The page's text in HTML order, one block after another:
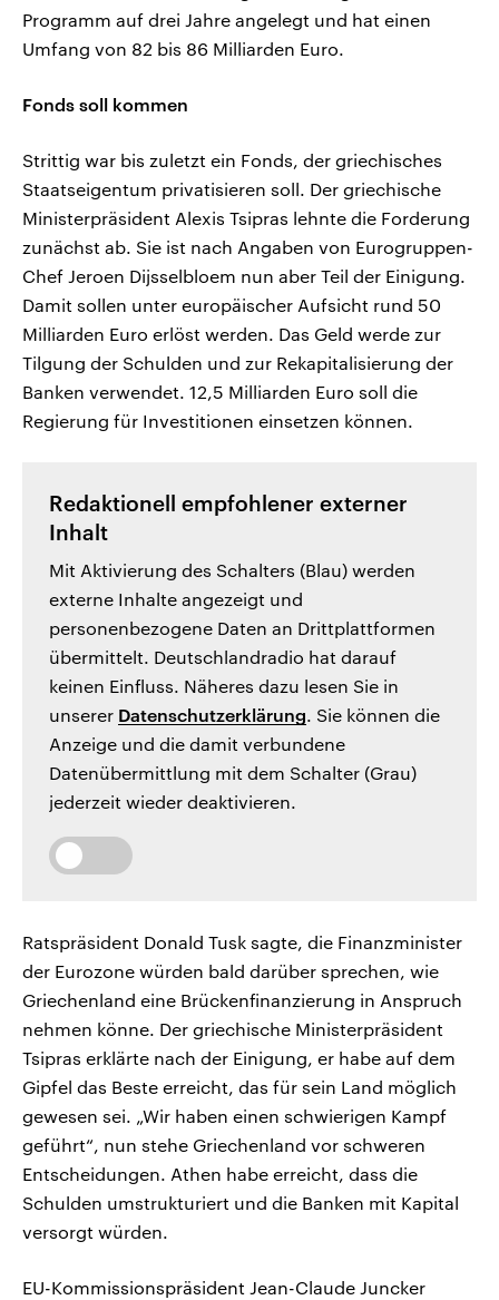
Programm auf drei Jahre angelegt und hat einen
Umfang von 82 bis 86 Milliarden Euro.
Fonds soll kommen
Strittig war bis zuletzt ein Fonds, der griechisches
Staatseigentum privatisieren soll. Der griechische
Ministerpräsident Alexis Tsipras lehnte die Forderung
zunächst ab. Sie ist nach Angaben von Eurogruppen-
Chef Jeroen Dijsselbloem nun aber Teil der Einigung.
Damit sollen unter europäischer Aufsicht rund 50
Milliarden Euro erlöst werden. Das Geld werde zur
Tilgung der Schulden und zur Rekapitalisierung der
Banken verwendet. 12,5 Milliarden Euro soll die
Regierung für Investitionen einsetzen können.
Redaktionell empfohlener externer
Inhalt
Mit Aktivierung des Schalters (Blau) werden
externe Inhalte angezeigt und
personenbezogene Daten an Drittplattformen
übermittelt. Deutschlandradio hat darauf
keinen Einfluss. Näheres dazu lesen Sie in
unserer Datenschutzerklärung. Sie können die
Anzeige und die damit verbundene
Datenübermittlung mit dem Schalter (Grau)
jederzeit wieder deaktivieren.
Ratspräsident Donald Tusk sagte, die Finanzminister
der Eurozone würden bald darüber sprechen, wie
Griechenland eine Brückenfinanzierung in Anspruch
nehmen könne. Der griechische Ministerpräsident
Tsipras erklärte nach der Einigung, er habe auf dem
Gipfel das Beste erreicht, das für sein Land möglich
gewesen sei. „Wir haben einen schwierigen Kampf
geführt“, nun stehe Griechenland vor schweren
Entscheidungen. Athen habe erreicht, dass die
Schulden umstrukturiert und die Banken mit Kapital
versorgt würden.
EU-Kommissionspräsident Jean-Claude Juncker